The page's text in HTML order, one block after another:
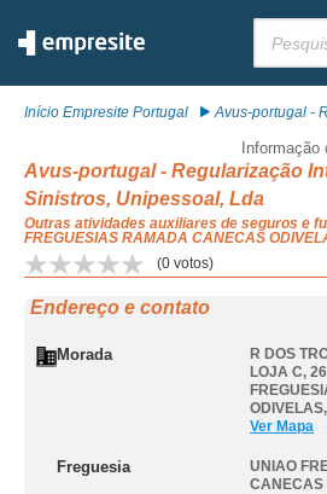
Início Empresite Portugal Avus-portugal -
Avus-portugal - Regularização
Sinistros, Unipessoal, Lda
Outras atividades auxiliares de seguros e
FREGUESIAS RAMADA CANECAS
(0 votos)
Endereço e contato
Morada
R DOS
LOJA C,
ODIVELAS,
Ver Mapa
Freguesia
UNIAO
CANECAS